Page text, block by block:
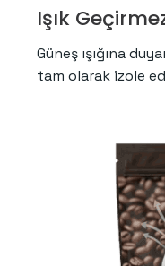
Işık
Güneş ışığına
tam olarak izole